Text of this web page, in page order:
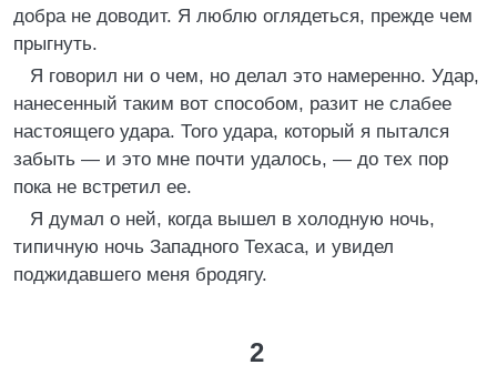
добра не доводит. Я люблю оглядеться, прежде чем
прыгнуть.
Я говорил ни о чем, но делал это намеренно. Удар,
нанесенный таким вот способом, разит не слабее
настоящего удара. Того удара, который я пытался
забыть — и это мне почти удалось, — до тех пор
пока не встретил ее.
Я думал о ней, когда вышел в холодную ночь,
типичную ночь Западного Техаса, и увидел
поджидавшего меня бродягу.
2